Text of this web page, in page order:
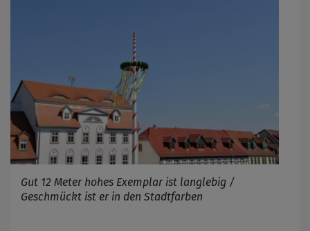
Gut 12 Meter hohes Exemplar ist langlebig /
Geschmückt ist er in den Stadtfarben